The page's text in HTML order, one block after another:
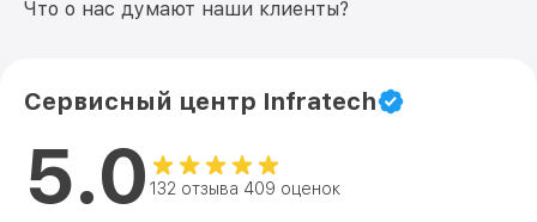
Что о нас думают наши клиенты?
Сервисный центр Infratech
5.0 132 отзыва 409 оценок